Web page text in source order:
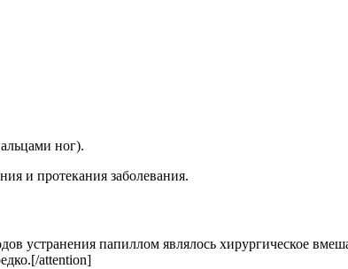
ног).
и протекания заболевания.
устранения папиллом являлось хирургическое
attention]